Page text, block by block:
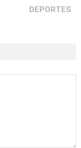
DEPORTES